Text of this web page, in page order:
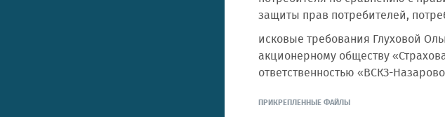
защиты прав потребителей,
исковые требования Глуховой
акционерному обществу
ответственностью «ВСКЗ-
ПРИКРЕПЛЕННЫЕ ФАЙЛЫ